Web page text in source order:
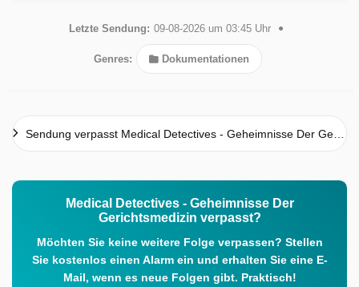
Letzte Sendung: 09-08-2026 um 03:45 Uhr
Genres: Dokumentationen
Sendung verpasst Medical Detectives - Geheimnisse Der Gerichtsmedizin
Medical Detectives - Geheimnisse Der
Gerichtsmedizin verpasst?
Möchten Sie keine weitere Folge verpassen? Stellen
Sie kostenlos einen Alarm ein und erhalten Sie eine E-
Mail, wenn es neue Folgen gibt. Praktisch!